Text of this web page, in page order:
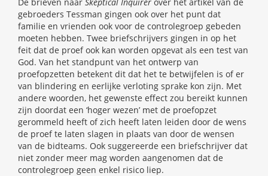
gebroeders Tessman gingen ook over het punt dat
familie en vrienden ook voor de controlegroep gebeden
moeten hebben. Twee briefschrijvers gingen in op het
feit dat de proef ook kan worden opgevat als een test van
God. Van het standpunt van het ontwerp van
proefopzetten betekent dit dat het te betwijfelen is of er
van blindering en eerlijke verloting sprake kon zijn. Met
andere woorden, het gewenste effect zou bereikt kunnen
zijn doordat een ‘hoger wezen’ met de proefopzet
gerommeld heeft of zich heeft laten leiden door de wens
de proef te laten slagen in plaats van door de wensen
van de bidteams. Ook suggereerde een briefschrijver dat
niet zonder meer mag worden aangenomen dat de
controlegroep geen enkel risico liep.